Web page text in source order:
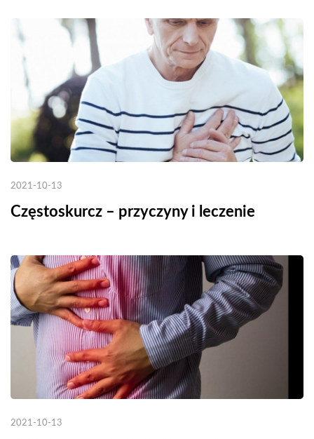
2021-10-13
Częstoskurcz – przyczyny i leczenie
2021-10-13